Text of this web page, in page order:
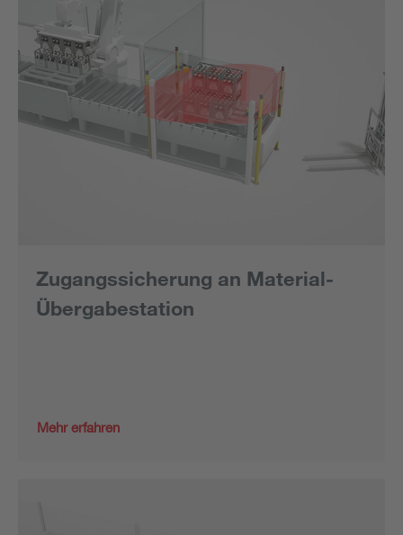
Zugangssicherung an Material-
Übergabestation
Mehr erfahren